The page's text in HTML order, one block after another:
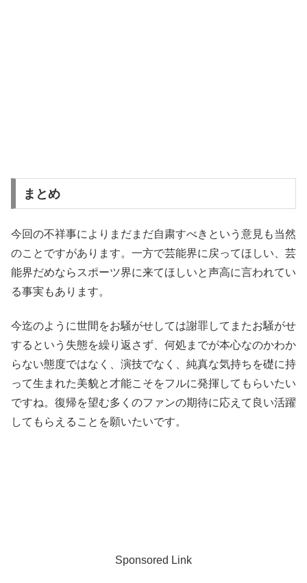
まとめ
今回の不祥事によりまだまだ自粛すべきという意見も当然
のことですがあります。一方で芸能界に戻ってほしい、芸
能界だめならスポーツ界に来てほしいと声高に言われてい
る事実もあります。
今迄のように世間をお騒がせしては謝罪してまたお騒がせ
するという失態を繰り返さず、何処までが本心なのかわか
らない態度ではなく、演技でなく、純真な気持ちを礎に持
って生まれた美貌と才能こそをフルに発揮してもらいたい
ですね。復帰を望む多くのファンの期待に応えて良い活躍
してもらえることを願いたいです。
Sponsored Link